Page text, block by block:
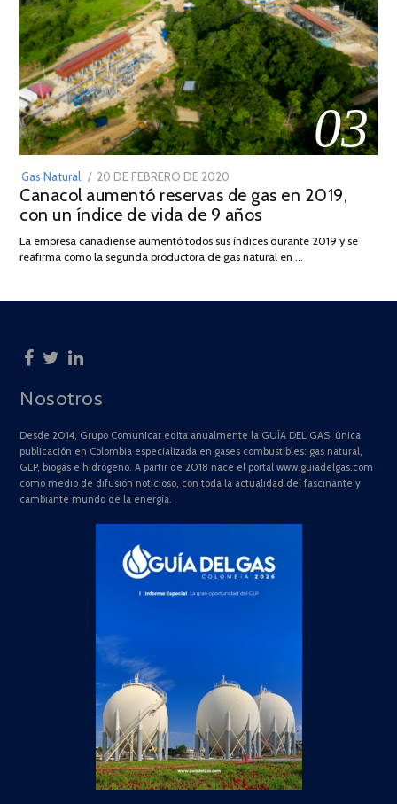
03
Gas Natural
POSTED
ON
20 DE FEBRERO DE 2020
DE
JULIO
2025
Canacol aumentó reservas de gas en 2019,
con un índice de vida de 9 años
La empresa canadiense aumentó todos sus índices durante 2019 y se
reafirma como la segunda productora de gas natural en …
Nosotros
Desde 2014, Grupo Comunicar edita anualmente la GUÍA DEL GAS, única
publicación en Colombia especializada en gases combustibles: gas natural,
GLP, biogás e hidrógeno. A partir de 2018 nace el portal www.guiadelgas.com
como medio de difusión noticioso, con toda la actualidad del fascinante y
cambiante mundo de la energía.